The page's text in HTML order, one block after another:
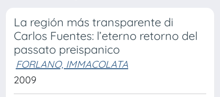
La región más transparente di
Carlos Fuentes: l’eterno retorno del
passato preispanico
FORLANO, IMMACOLATA
2009